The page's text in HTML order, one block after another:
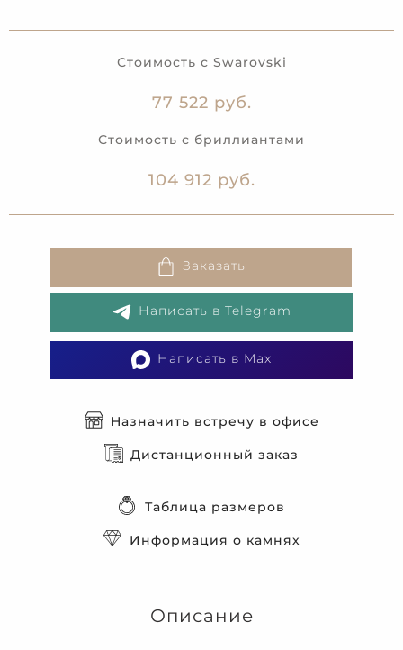
Стоимость с Swarovski
77 522 руб.
Стоимость с бриллиантами
104 912 руб.
Заказать
Написать в Telegram
Написать в Max
Назначить встречу в офисе
Дистанционный заказ
Таблица размеров
Информация о камнях
Описание